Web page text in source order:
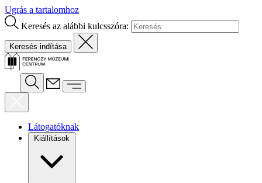
Ugrás a tartalomhoz
Keresés az alábbi kulcsszóra:
Látogatóknak
Kiállítások